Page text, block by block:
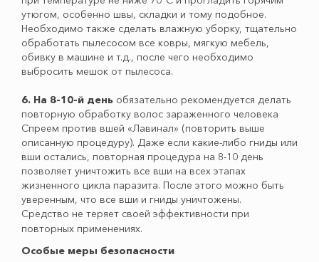
утюгом, особенно швы, складки и тому подобное.
Необходимо также сделать влажную уборку, тщательно
обработать пылесосом все ковры, мягкую мебель,
обивку в машине и т.д., после чего необходимо
выбросить мешок от пылесоса.
6. На 8-10-й день обязательно рекомендуется делать
повторную обработку волос зараженного человека
Спреем против вшей «Лавинал» (повторить выше
описанную процедуру). Даже если какие-либо гниды или
вши остались, повторная процедура на 8-10 день
позволяет уничтожить все вши на всех этапах
жизненного цикла паразита. После этого можно быть
уверенным, что все вши и гниды уничтожены.
Средство не теряет своей эффективности при
повторных применениях.
Особые меры безопасности